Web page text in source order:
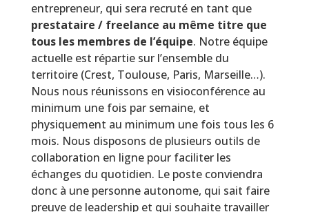
entrepreneur, qui sera recruté en tant que
prestataire / freelance au même titre que
tous les membres de l’équipe. Notre équipe
actuelle est répartie sur l’ensemble du
territoire (Crest, Toulouse, Paris, Marseille…).
Nous nous réunissons en visioconférence au
minimum une fois par semaine, et
physiquement au minimum une fois tous les 6
mois. Nous disposons de plusieurs outils de
collaboration en ligne pour faciliter les
échanges du quotidien. Le poste conviendra
donc à une personne autonome, qui sait faire
preuve de leadership et qui souhaite travailler